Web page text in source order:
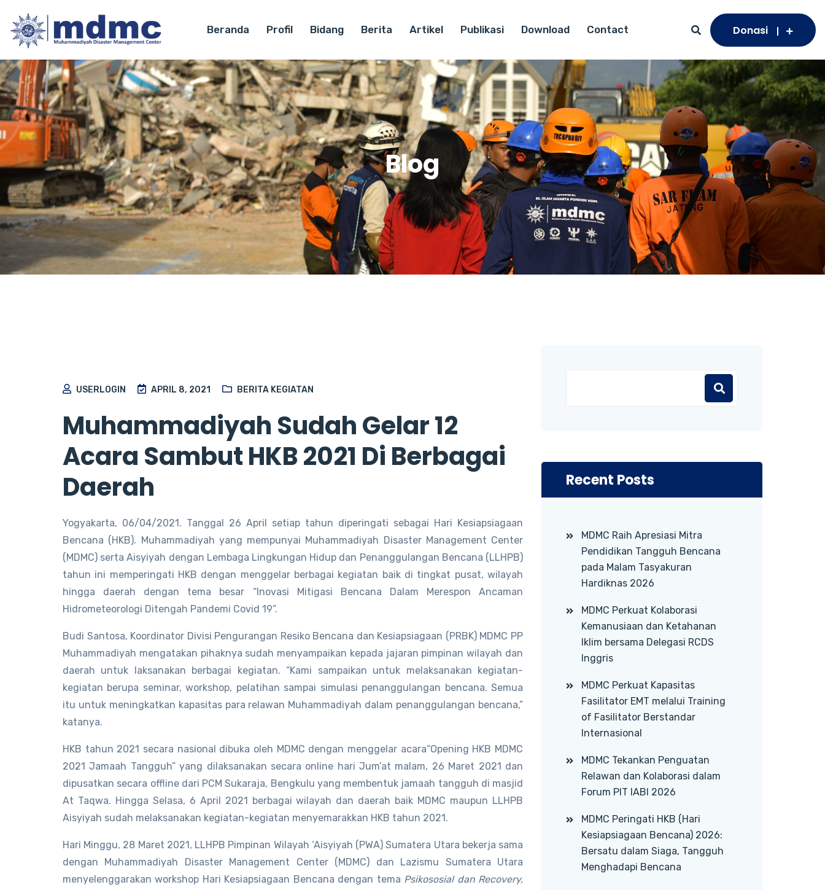
Beranda Profil Bidang Berita Artikel Publikasi Download Contact Donasi
Blog
USERLOGIN APRIL 8, 2021 BERITA KEGIATAN
Muhammadiyah Sudah Gelar 12
Acara Sambut HKB 2021 Di Berbagai
Daerah
Yogyakarta, 06/04/2021. Tanggal 26 April setiap tahun diperingati sebagai Hari Kesiapsiagaan
Bencana (HKB). Muhammadiyah yang mempunyai Muhammadiyah Disaster Management Center
(MDMC) serta Aisyiyah dengan Lembaga Lingkungan Hidup dan Penanggulangan Bencana (LLHPB)
tahun ini memperingati HKB dengan menggelar berbagai kegiatan baik di tingkat pusat, wilayah
hingga daerah dengan tema besar “Inovasi Mitigasi Bencana Dalam Merespon Ancaman
Hidrometeorologi Ditengah Pandemi Covid 19”.
Budi Santosa, Koordinator Divisi Pengurangan Resiko Bencana dan Kesiapsiagaan (PRBK) MDMC PP
Muhammadiyah mengatakan pihaknya sudah menyampaikan kepada jajaran pimpinan wilayah dan
daerah untuk laksanakan berbagai kegiatan. “Kami sampaikan untuk melaksanakan kegiatan-
kegiatan berupa seminar, workshop, pelatihan sampai simulasi penanggulangan bencana. Semua
itu untuk meningkatkan kapasitas para relawan Muhammadiyah dalam penanggulangan bencana,”
katanya.
HKB tahun 2021 secara nasional dibuka oleh MDMC dengan menggelar acara“Opening HKB MDMC
2021 Jamaah Tangguh” yang dilaksanakan secara online hari Jum’at malam, 26 Maret 2021 dan
dipusatkan secara offline dari PCM Sukaraja, Bengkulu yang membentuk jamaah tangguh di masjid
At Taqwa. Hingga Selasa, 6 April 2021 berbagai wilayah dan daerah baik MDMC maupun LLHPB
Aisyiyah sudah melaksanakan kegiatan-kegiatan menyemarakkan HKB tahun 2021.
Hari Minggu, 28 Maret 2021, LLHPB Pimpinan Wilayah ‘Aisyiyah (PWA) Sumatera Utara bekerja sama
dengan Muhammadiyah Disaster Management Center (MDMC) dan Lazismu Sumatera Utara
menyelenggarakan workshop Hari Kesiapsiagaan Bencana dengan tema Psikososial dan Recovery,
Recent Posts
MDMC Raih Apresiasi Mitra
Pendidikan Tangguh Bencana
pada Malam Tasyakuran
Hardiknas 2026
MDMC Perkuat Kolaborasi
Kemanusiaan dan Ketahanan
Iklim bersama Delegasi RCDS
Inggris
MDMC Perkuat Kapasitas
Fasilitator EMT melalui Training
of Fasilitator Berstandar
Internasional
MDMC Tekankan Penguatan
Relawan dan Kolaborasi dalam
Forum PIT IABI 2026
MDMC Peringati HKB (Hari
Kesiapsiagaan Bencana) 2026:
Bersatu dalam Siaga, Tangguh
Menghadapi Bencana